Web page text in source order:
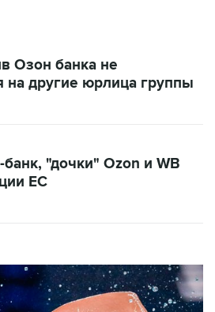
Озон банка не
на другие юрлица группы
"дочки" Ozon и WB
ЕС